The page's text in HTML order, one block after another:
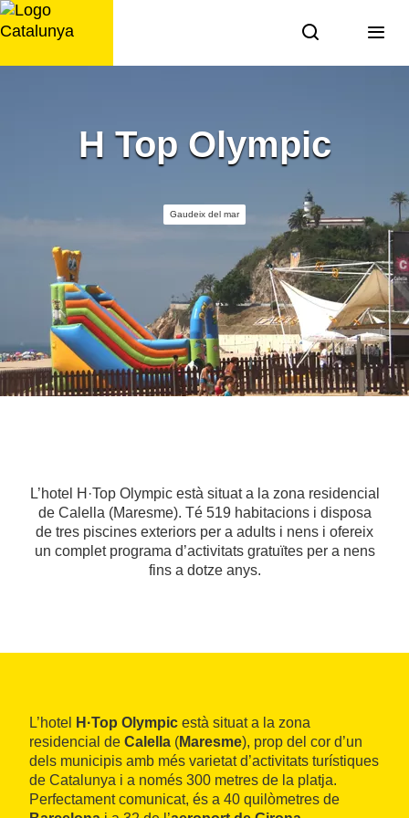
Saltar
al
H Top Olympic
Gaudeix del mar
L’hotel H·Top Olympic està situat a la zona residencial
de Calella (Maresme). Té 519 habitacions i disposa
de tres piscines exteriors per a adults i nens i ofereix
un complet programa d’activitats gratuïtes per a nens
fins a dotze anys.
L’hotel H·Top Olympic està situat a la zona
residencial de Calella (Maresme), prop del cor d’un
dels municipis amb més varietat d’activitats turístiques
de Catalunya i a només 300 metres de la platja.
Perfectament comunicat, és a 40 quilòmetres de